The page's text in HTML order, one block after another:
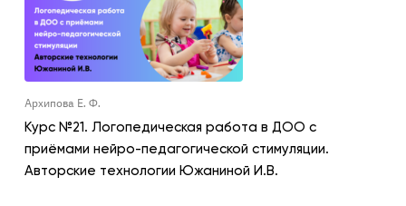
Архипова Е. Ф.
Курс №21. Логопедическая работа в ДОО с
приёмами нейро-педагогической стимуляции.
Авторские технологии Южаниной И.В.